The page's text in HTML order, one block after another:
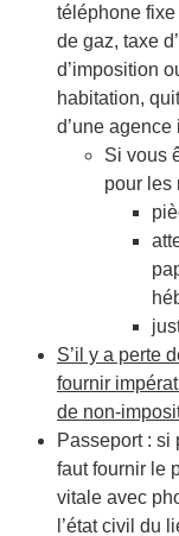
téléphone fixe
de gaz, taxe
d’imposition
habitation,
d’une
Si vous
pour les
S’il y a perte
fournir
de non-
Passeport : si
faut fournir le
vitale avec
l’état civil du